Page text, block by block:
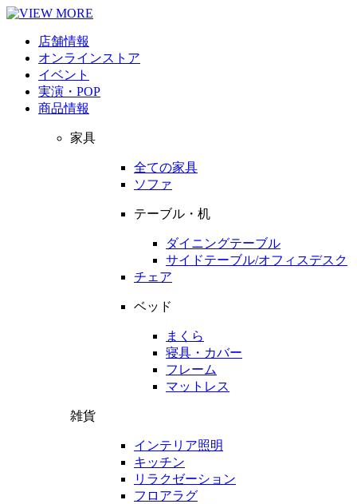
店舗情報
オンラインストア
イベント
実演・POP
商品情報
家具
全ての家具
ソファ
テーブル・机
ダイニングテーブル
サイドテーブル/オフィスデスク
チェア
ベッド
まくら
寝具・カバー
フレーム
マットレス
雑貨
インテリア照明
キッチン
リラクゼーション
フロアラグ